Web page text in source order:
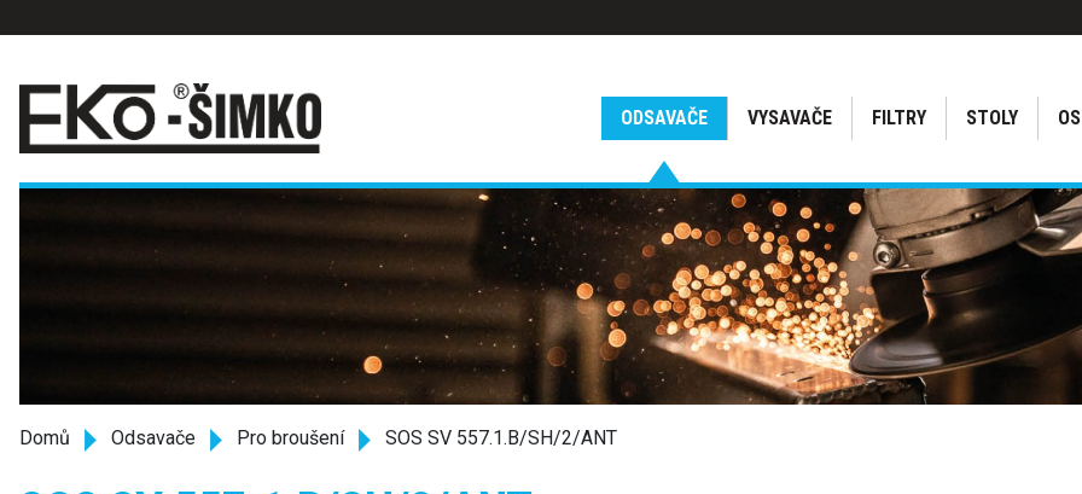
ODSAVAČE VYSAVAČE FILTRY STOLY
Domů Odsavače Pro broušení SOS SV 557.1.B/SH/2/ANT